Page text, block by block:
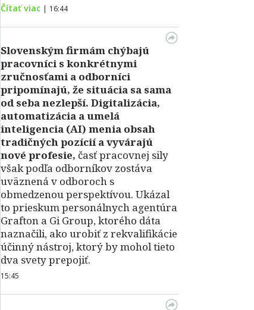
Čítať viac | 16:44
Slovenským firmám chýbajú
pracovníci s konkrétnymi
zručnosťami a odborníci
pripomínajú, že situácia sa sama
od seba nezlepší. Digitalizácia,
automatizácia a umelá
inteligencia (AI) menia obsah
tradičných pozícií a vyvárajú
nové profesie, časť pracovnej sily
však podľa odborníkov zostáva
uväznená v odboroch s
obmedzenou perspektívou. Ukázal
to prieskum personálnych agentúra
Grafton a Gi Group, ktorého dáta
naznačili, ako urobiť z rekvalifikácie
účinný nástroj, ktorý by mohol tieto
dva svety prepojiť.
15:45